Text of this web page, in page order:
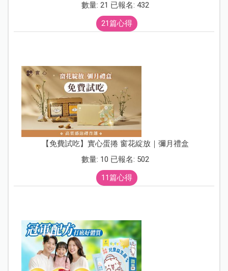
數量: 21 已報名: 432
21篇心得
【免費試吃】實心蛋捲 窗花綻放｜彌月禮盒
數量: 10 已報名: 502
11篇心得